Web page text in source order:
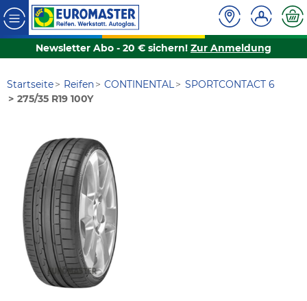
Newsletter Abo - 20 € sichern! Zur Anmeldung
Startseite Reifen CONTINENTAL
SPORTCONTACT 6
275/35 R19 100Y